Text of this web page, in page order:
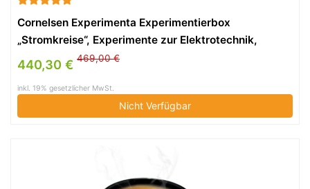
Cornelsen Experimenta Experimentierbox
„Stromkreise“, Experimente zur Elektrotechnik,
Physik, Schulunterricht, Themen: Elektromagnet,
Stromkreis usw., Material für 15 Gruppen u.
Lehrerheft
440,30 € 469,00 €
inkl. 19% gesetzlicher MwSt.
Nicht Verfügbar